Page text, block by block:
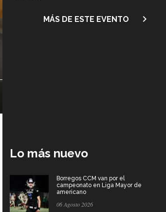
MÁS DE ESTE EVENTO navigate_next
Lo más nuevo
Borregos CCM van por el
campeonato en Liga Mayor de
americano
06 Agosto 2026